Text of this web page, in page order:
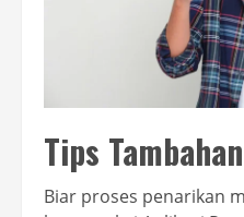
Tips
Biar proses penarikan